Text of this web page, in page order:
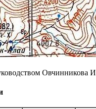
Овчинникова